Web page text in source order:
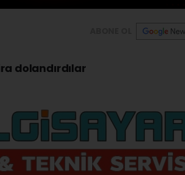
dolandırdılar